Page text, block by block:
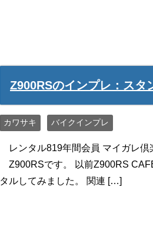
Z900RSのインプレ：スタ
カワサキ バイクインプレ
レンタル819年間会員 マイガレ
Z900RSです。 以前Z900RS
タルしてみました。 関連 […]